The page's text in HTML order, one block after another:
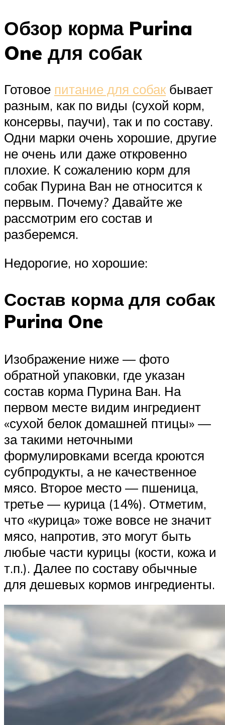
Обзор корма Purina
One для собак
Готовое питание для собак бывает
разным, как по виды (сухой корм,
консервы, паучи), так и по составу.
Одни марки очень хорошие, другие
не очень или даже откровенно
плохие. К сожалению корм для
собак Пурина Ван не относится к
первым. Почему? Давайте же
рассмотрим его состав и
разберемся.
Недорогие, но хорошие:
Состав корма для собак
Purina One
Изображение ниже — фото
обратной упаковки, где указан
состав корма Пурина Ван. На
первом месте видим ингредиент
«сухой белок домашней птицы» —
за такими неточными
формулировками всегда кроются
субпродукты, а не качественное
мясо. Второе место — пшеница,
третье — курица (14%). Отметим,
что «курица» тоже вовсе не значит
мясо, напротив, это могут быть
любые части курицы (кости, кожа и
т.п.). Далее по составу обычные
для дешевых кормов ингредиенты.